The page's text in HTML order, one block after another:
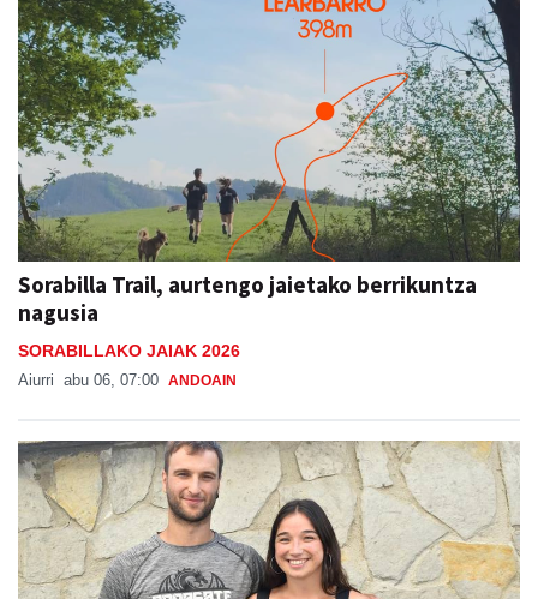
Sorabilla Trail, aurtengo jaietako berrikuntza
nagusia
SORABILLAKO JAIAK 2026
Aiurri abu 06, 07:00 ANDOAIN